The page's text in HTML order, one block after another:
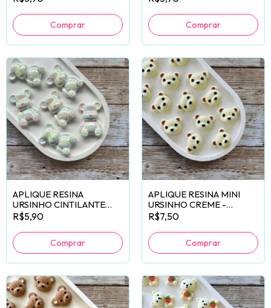
APLIQUE RESINA
URSINHO CINTILANTE
BRANCO - 2 UNIDADES
R$5,90
APLIQUE RESINA MINI
URSINHO CREME -
6 UNIDADES
R$7,50